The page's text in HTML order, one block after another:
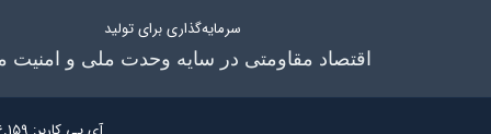
سرمایه‌گذاری برای تولید
اقتصاد مقاومتی در سایه وحدت ملی و امنیت